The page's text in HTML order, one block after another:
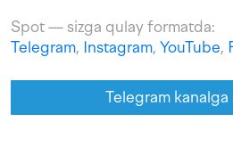
Spot — sizga qulay formatda:
Telegram, Instagram, YouTube,
Telegram kanalga